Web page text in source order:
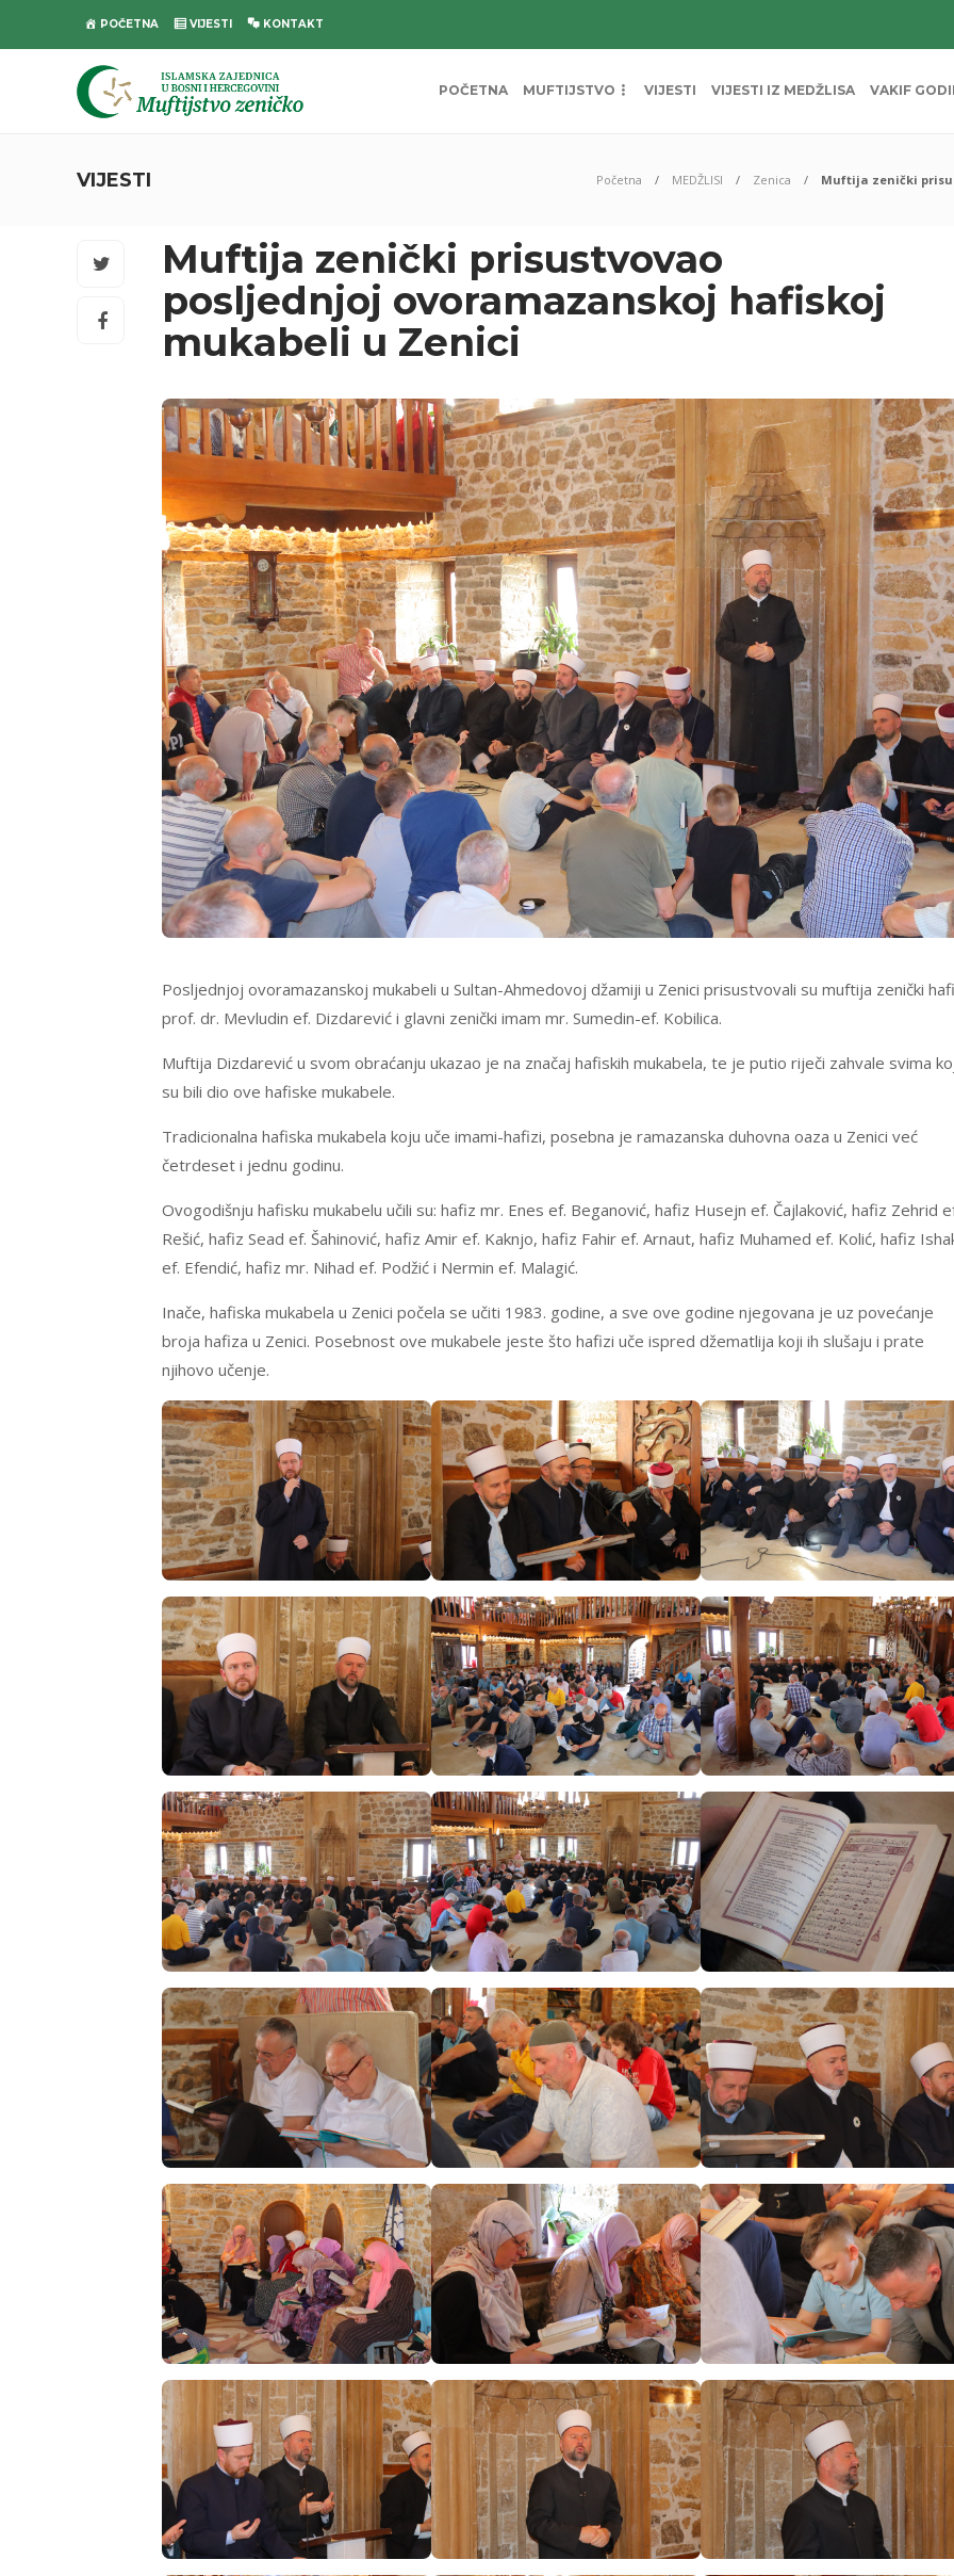
POČETNA VIJESTI KONTAKT
POČETNA MUFTIJSTVO VIJESTI VIJESTI IZ MEDŽLISA VAKIF
VIJESTI Početna MEDŽLISI Zenica Muftija zenički
Muftija zenički prisustvovao
posljednjoj ovoramazanskoj hafiskoj
mukabeli u Zenici
Posljednjoj ovoramazanskoj mukabeli u Sultan-Ahmedovoj džamiji u Zenici prisustvovali su muftija zenički
prof. dr. Mevludin ef. Dizdarević i glavni zenički imam mr. Sumedin-ef. Kobilica.
Muftija Dizdarević u svom obraćanju ukazao je na značaj hafiskih mukabela, te je putio riječi zahvale svima
su bili dio ove hafiske mukabele.
Tradicionalna hafiska mukabela koju uče imami-hafizi, posebna je ramazanska duhovna oaza u Zenici već
četrdeset i jednu godinu.
Ovogodišnju hafisku mukabelu učili su: hafiz mr. Enes ef. Beganović, hafiz Husejn ef. Čajlaković, hafiz Zehrid
Rešić, hafiz Sead ef. Šahinović, hafiz Amir ef. Kaknjo, hafiz Fahir ef. Arnaut, hafiz Muhamed ef. Kolić, hafiz
ef. Efendić, hafiz mr. Nihad ef. Podžić i Nermin ef. Malagić.
Inače, hafiska mukabela u Zenici počela se učiti 1983. godine, a sve ove godine njegovana je uz povećanje
broja hafiza u Zenici. Posebnost ove mukabele jeste što hafizi uče ispred džematlija koji ih slušaju i prate
njihovo učenje.